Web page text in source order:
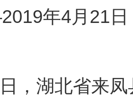
年4月21日，
湖北省来凤